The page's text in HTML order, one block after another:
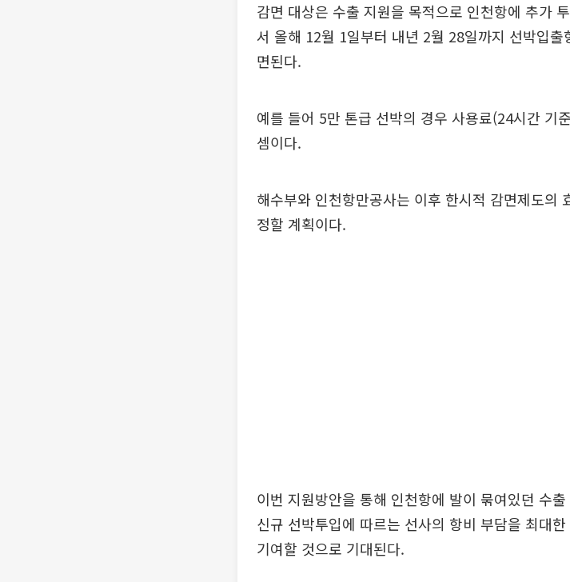
감면 대상은 수출 지원을 목적으로 인천항에 추가
서 올해 12월 1일부터 내년 2월 28일까지 선박입
면된다.
예를 들어 5만 톤급 선박의 경우 사용료(24시간 기
셈이다.
해수부와 인천항만공사는 이후 한시적 감면제도의
정할 계획이다.
이번 지원방안을 통해 인천항에 발이 묶여있던 수
신규 선박투입에 따르는 선사의 항비 부담을 최대
기여할 것으로 기대된다.